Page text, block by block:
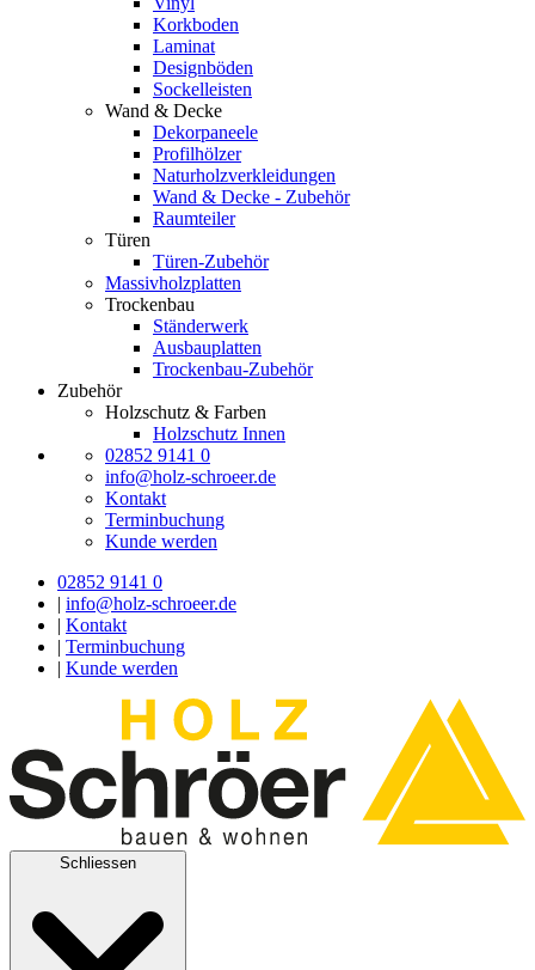
Korkboden
Laminat
Designböden
Sockelleisten
Wand & Decke
Dekorpaneele
Profilhölzer
Naturholzverkleidungen
Wand & Decke - Zubehör
Raumteiler
Türen
Türen-Zubehör
Massivholzplatten
Trockenbau
Ständerwerk
Ausbauplatten
Trockenbau-Zubehör
Zubehör
Holzschutz & Farben
Holzschutz Innen
02852 9141 0
info@holz-schroeer.de
Kontakt
Terminbuchung
Kunde werden
02852 9141 0
info@holz-schroeer.de
Kontakt
Terminbuchung
Kunde werden
Schliessen